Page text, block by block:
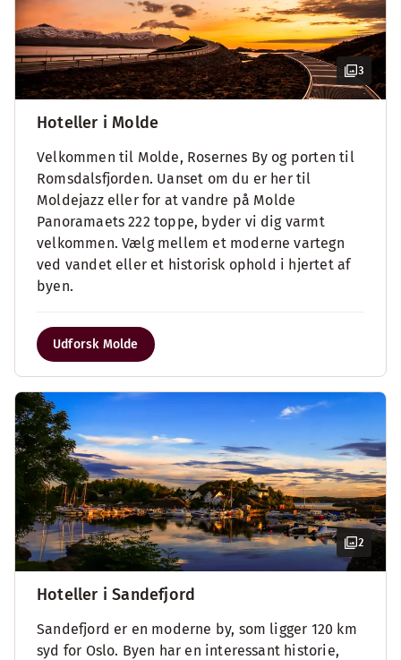
3
Hoteller i Molde
Velkommen til Molde, Rosernes By og porten til
Romsdalsfjorden. Uanset om du er her til
Moldejazz eller for at vandre på Molde
Panoramaets 222 toppe, byder vi dig varmt
velkommen. Vælg mellem et moderne vartegn
ved vandet eller et historisk ophold i hjertet af
byen.
Udforsk Molde
2
Hoteller i Sandefjord
Sandefjord er en moderne by, som ligger 120 km
syd for Oslo. Byen har en interessant historie,